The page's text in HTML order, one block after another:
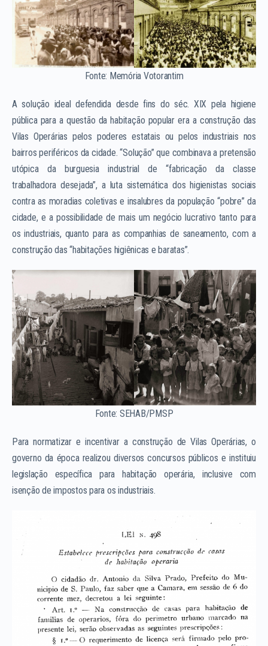
Fonte: Memória Votorantim
A solução ideal defendida desde fins do séc. XIX pela higiene
pública para a questão da habitação popular era a construção das
Vilas Operárias pelos poderes estatais ou pelos industriais nos
bairros periféricos da cidade. “Solução” que combinava a pretensão
utópica da burguesia industrial de “fabricação da classe
trabalhadora desejada”, a luta sistemática dos higienistas sociais
contra as moradias coletivas e insalubres da população “pobre” da
cidade, e a possibilidade de mais um negócio lucrativo tanto para
os industriais, quanto para as companhias de saneamento, com a
construção das “habitações higiênicas e baratas”.
Fonte: SEHAB/PMSP
Para normatizar e incentivar a construção de Vilas Operárias, o
governo da época realizou diversos concursos públicos e instituiu
legislação específica para habitação operária, inclusive com
isenção de impostos para os industriais.